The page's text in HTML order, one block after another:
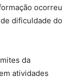
ocorreu
dificuldade do
da
atividades